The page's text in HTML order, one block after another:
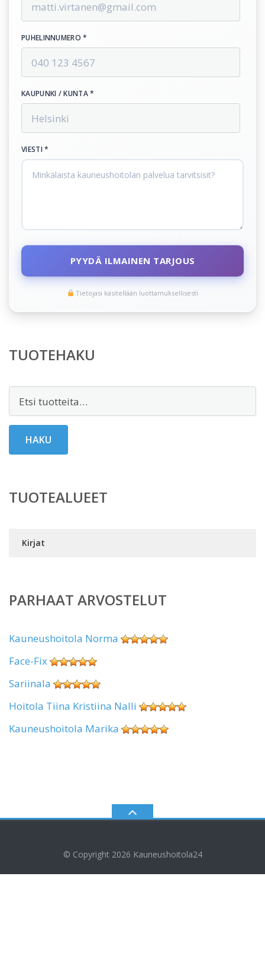
PUHELINNUMERO *
KAUPUNKI / KUNTA *
VIESTI *
PYYDÄ ILMAINEN TARJOUS
Tietojasi käsitellään luottamuksellisesti
TUOTEHAKU
HAKU
TUOTEALUEET
Kirjat
PARHAAT ARVOSTELUT
Kauneushoitola Norma
Face-Fix
Sariinala
Hoitola Tiina Kristiina Nalli
Kauneushoitola Marika
© Copyright 2026 Kauneushoitola24